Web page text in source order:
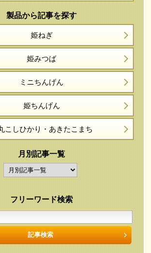
製品から記事を探す
姫ねぎ
姫みつば
ミニちんげん
姫ちんげん
こしひかり・ あきたこまち
月別記事一覧
フリーワード検索